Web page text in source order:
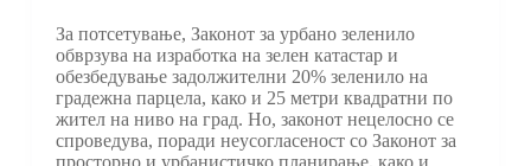
За потсетување, Законот за урбано зеленило
обврзува на изработка на зелен катастар и
обезбедување задолжителни 20% зеленило на
градежна парцела, како и 25 метри квадратни по
жител на ниво на град. Но, законот нецелосно се
спроведува, поради неусогласеност со Законот за